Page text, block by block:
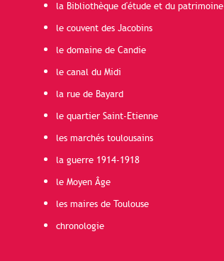
la Bibliothèque d'étude et du patrimoine
le couvent des Jacobins
le domaine de Candie
le canal du Midi
la rue de Bayard
le quartier Saint-Etienne
les marchés toulousains
la guerre 1914-1918
le Moyen Âge
les maires de Toulouse
chronologie